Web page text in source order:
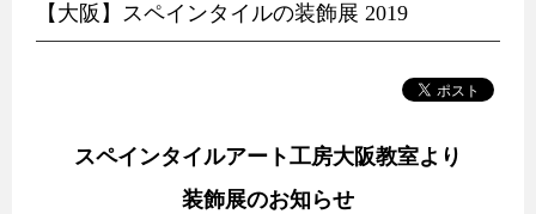
【大阪】スペインタイルの装飾展 2019
スペインタイルアート工房大阪教室より
装飾展のお知らせ